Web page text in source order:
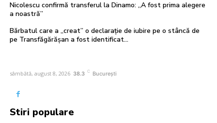
Nicolescu confirmă transferul la Dinamo: „A fost prima alegere
a noastră”
Bărbatul care a „creat” o declarație de iubire pe o stâncă de
pe Transfăgărășan a fost identificat…
sâmbătă, august 8, 2026 38.3 C București
Stiri populare